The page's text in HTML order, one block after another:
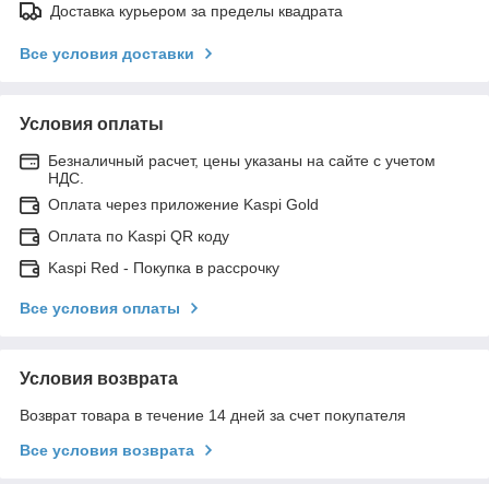
Доставка курьером за пределы квадрата
Все условия доставки
Условия оплаты
Безналичный расчет, цены указаны на сайте с учетом
НДС.
Оплата через приложение Kaspi Gold
Оплата по Kaspi QR коду
Kaspi Red - Покупка в рассрочку
Все условия оплаты
Условия возврата
Возврат товара в течение 14 дней за счет покупателя
Все условия возврата